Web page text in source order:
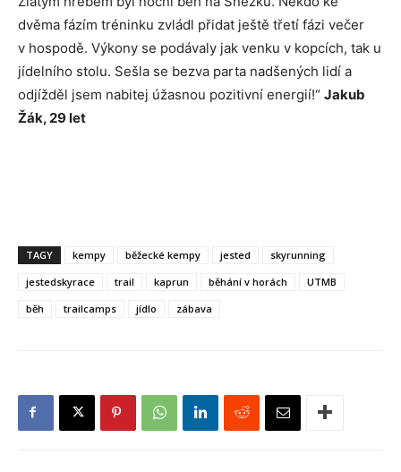
dvěma fázím tréninku zvládl přidat ještě třetí fázi večer
v hospodě. Výkony se podávaly jak venku v kopcích, tak u
jídelního stolu. Sešla se bezva parta nadšených lidí a
odjížděl jsem nabitej úžasnou pozitivní energií!“ Jakub
Žák, 29 let
TAGY kempy běžecké kempy jested
skyrunning
jestedskyrace
trail kaprun běhání v horách
UTMB
běh
trailcamps jídlo zábava